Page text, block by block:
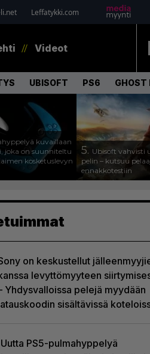
Leffatykki.com
Videot
UBISOFT PS6 GHOST
kuvaillaan
joka on suunniteltu
kosketuslevyn
5. Ubisoft vahvisti
pelin – kutsuu
ennakkotestiin
on keskustellut
levyttömyyteen
Yhdysvalloissa pelejä myydään
sisältävissä
Uutta PS5-pulmahyppelyä